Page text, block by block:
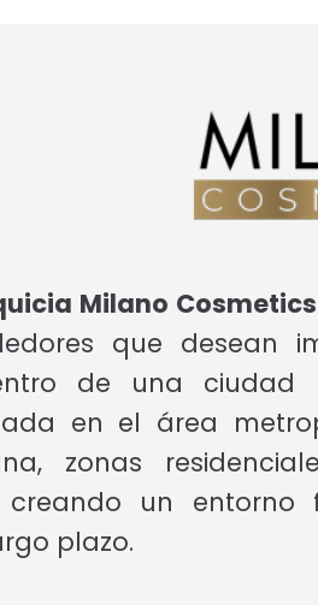
Milano
que desean
de una
en el área
zonas
creando un
plazo.